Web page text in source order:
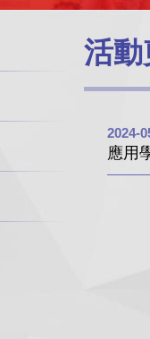
活
2024-
應用